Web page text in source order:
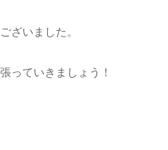
ざいました。
っていきましょう！